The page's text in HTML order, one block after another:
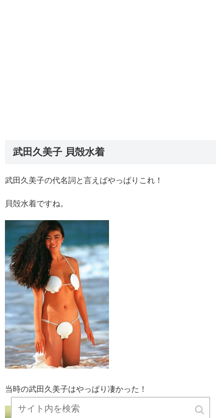
武田久美子 貝殻水着
武田久美子の代名詞と言えばやっぱりこれ！
貝殻水着ですね。
当時の武田久美子はやっぱり凄かった！